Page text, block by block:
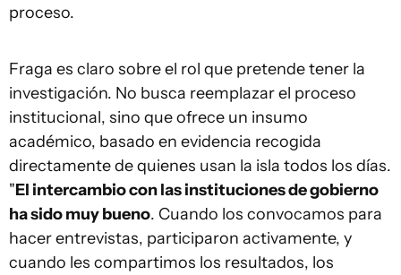
proceso.
Fraga es claro sobre el rol que pretende tener la
investigación. No busca reemplazar el proceso
institucional, sino que ofrece un insumo
académico, basado en evidencia recogida
directamente de quienes usan la isla todos los días.
"El intercambio con las instituciones de gobierno
ha sido muy bueno. Cuando los convocamos para
hacer entrevistas, participaron activamente, y
cuando les compartimos los resultados, los